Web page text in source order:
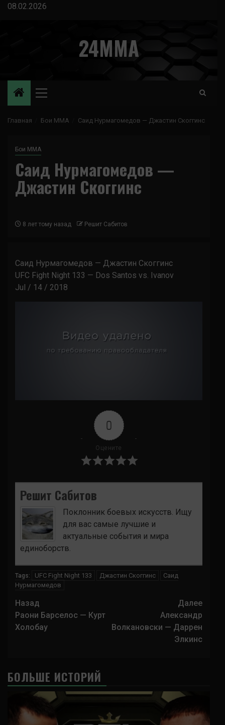
Перейти
08.02.2026
24MMA
Основное
Главная Бои ММА Саид Нурмагомедов — Джастин Скоггинс
Бои ММА
Саид Нурмагомедов —
Джастин Скоггинс
8 лет тому назад Решит Сабитов
Саид Нурмагомедов — Джастин Скоггинс
UFC Fight Night 133 — Dos Santos vs. Ivanov
Jul / 14 / 2018
0
Оцените
Решит Сабитов
Поклонник боевых искусств. Ищу
для вас самые лучшие и
актуальные события и мира
единоборств.
Tags: UFC Fight Night 133 Джастин Скоггинс
Саид
Нурмагомедов
Навигация
записи
Назад
Раони Барселос — Курт
Холобау
Далее
Александр
Волкановски — Даррен
Элкинс
БОЛЬШЕ ИСТОРИЙ